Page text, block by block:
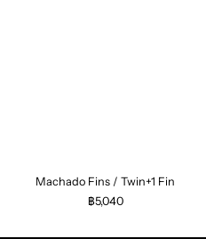
Machado Fins / Twin+1 Fin
฿5,040